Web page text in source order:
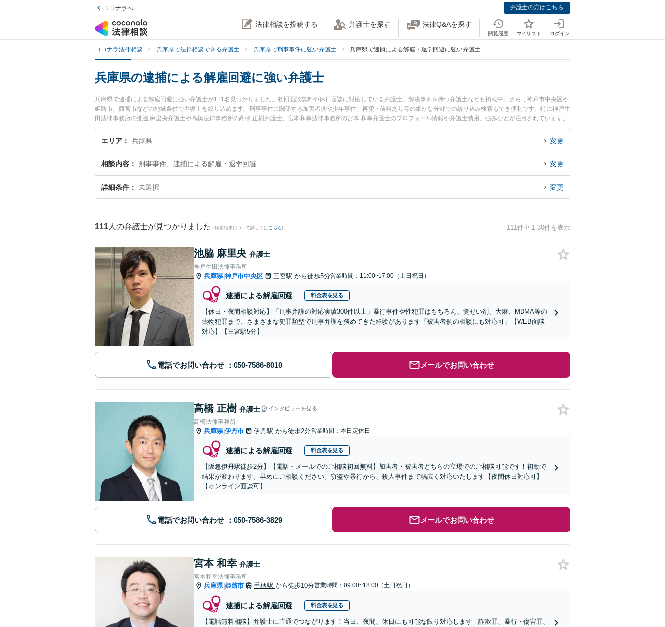
ココナラへ 弁護士の方はこちら
法律相談を投稿する 弁護士を探す 法律Q&Aを探す
閲覧履歴 マイリスト ログイン
ココナラ法律相談 兵庫県で法律相談できる弁護士 兵庫県で刑事事件に強い弁護士 兵庫県で逮捕による解雇・退学回避に強い弁護士
兵庫県の逮捕による解雇回避に強い弁護士
兵庫県で逮捕による解雇回避に強い弁護士が111名見つかりました。初回面談無料や休日面談に対応している弁護士、解決事例を持つ弁護士なども掲載中。さらに神戸市中央区や
姫路市、西宮市などの地域条件で弁護士を絞り込めます。刑事事件に関係する加害者側や少年事件、再犯・前科あり等の細かな分野での絞り込み検索もでき便利です。特に神戸生
田法律事務所の池脇 麻里央弁護士や高橋法律事務所の高橋 正樹弁護士、宮本和幸法律事務所の宮本 和幸弁護士のプロフィール情報や弁護士費用、強みなどが注目されています。
『兵庫県で土日や夜間に発生した逮捕による解雇回避のトラブルを今すぐに弁護士に相談したい』『逮捕による解雇回避のトラブル解決の実績豊富な近くの弁護士を検索したい』
『初回相談無料で逮捕による解雇回避を法律相談できる兵庫県内の弁護士に相談予約したい』などでお困りの相談者さんにおすすめです。
エリア 兵庫県 変更
相談内容 刑事事件、逮捕による解雇・退学回避 変更
詳細条件 未選択 変更
111 人の弁護士が見つかりました (検索結果について詳しくは こちら) 111件中 1-30件を表示
池脇 麻里央 弁護士
神戸生田法律事務所
兵庫県|神戸市中央区 三宮駅 から徒歩5分営業時間：11:00~17:00（土日祝日）
逮捕による解雇回避 料金表を見る
【休日・夜間相談対応】「刑事弁護の対応実績300件以上」暴行事件や性犯罪はもちろん、覚せい剤、大麻、MDMA等の
薬物犯罪まで、さまざまな犯罪類型で刑事弁護を務めてきた経験があります「被害者側の相談にも対応可」【WEB面談
対応】【三宮駅5分】
電話でお問い合わせ メールでお問い合わせ
高橋 正樹 弁護士 インタビューを見る
高橋法律事務所
兵庫県|伊丹市 伊丹駅 から徒歩2分営業時間：本日定休日
逮捕による解雇回避 料金表を見る
【阪急伊丹駅徒歩2分】【電話・メールでのご相談初回無料】加害者・被害者どちらの立場でのご相談可能です！初動で
結果が変わります。早めにご相談ください。窃盗や暴行から、殺人事件まで幅広く対応いたします【夜間休日対応可】
【オンライン面談可】
電話でお問い合わせ メールでお問い合わせ
宮本 和幸 弁護士
宮本和幸法律事務所
兵庫県|姫路市 手柄駅 から徒歩10分営業時間：09:00~18:00（土日祝日）
逮捕による解雇回避 料金表を見る
【電話無料相談】弁護士に直通でつながります！当日、夜間、休日にも可能な限り対応します！詐欺罪、暴行・傷害罪、